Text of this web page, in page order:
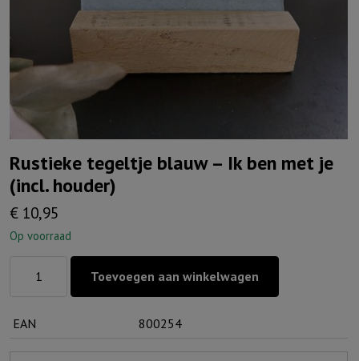
Rustieke tegeltje blauw – Ik ben met je
(incl. houder)
€ 10,95
Op voorraad
Ik
Toevoegen aan winkelwagen
EAN 800254